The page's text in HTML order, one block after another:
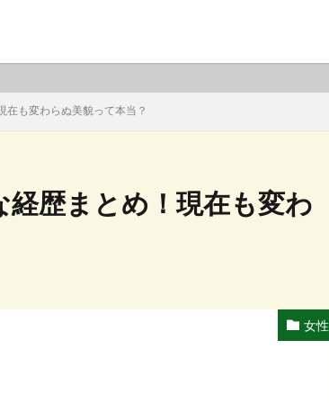
在も変わらぬ美貌って本当？
歴まとめ！現在も変わ
女性